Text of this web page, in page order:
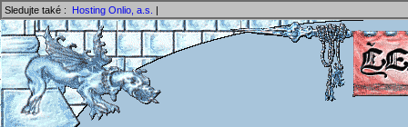
Sledujte také : Hosting Onlio, a.s. |